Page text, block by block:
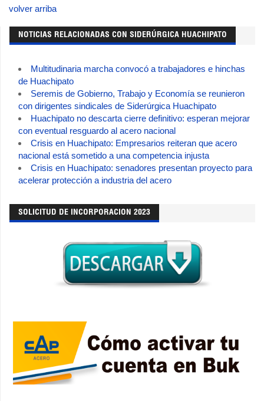
volver arriba
NOTICIAS RELACIONADAS CON SIDERÚRGICA HUACHIPATO
Multitudinaria marcha convocó a trabajadores e hinchas
de Huachipato
Seremis de Gobierno, Trabajo y Economía se reunieron
con dirigentes sindicales de Siderúrgica Huachipato
Huachipato no descarta cierre definitivo: esperan mejorar
con eventual resguardo al acero nacional
Crisis en Huachipato: Empresarios reiteran que acero
nacional está sometido a una competencia injusta
Crisis en Huachipato: senadores presentan proyecto para
acelerar protección a industria del acero
SOLICITUD DE INCORPORACION 2023